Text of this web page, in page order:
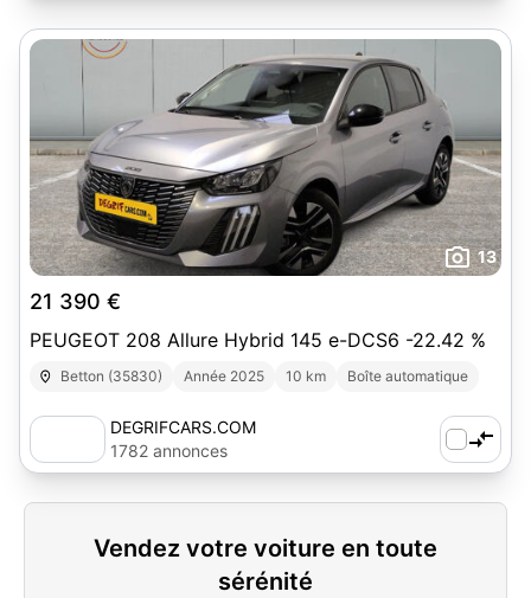
13
21 390 €
PEUGEOT 208 Allure Hybrid 145 e-DCS6 -22.42 %
Betton (35830) Année 2025 10 km Boîte automatique
DEGRIFCARS.COM
1782 annonces
Vendez votre voiture en toute
sérénité